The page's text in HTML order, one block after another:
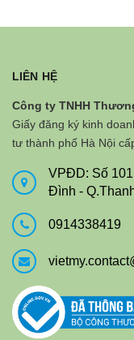
LIÊN HỆ
Công ty TNHH
Giấy đăng ký kinh
tư thành phố Hà Nội
VPĐD: Số
Đình -
0914338419